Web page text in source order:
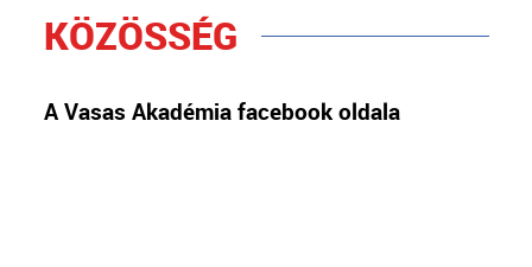
KÖZÖSSÉG
A Vasas Akadémia facebook oldala